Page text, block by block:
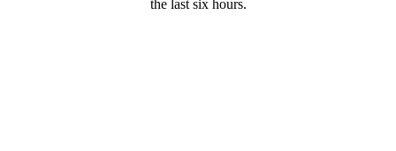
the last six hours.